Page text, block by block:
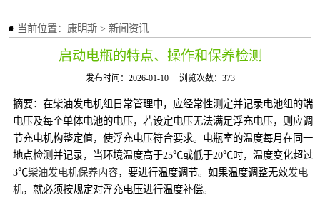
当前位置： 康明斯 > 新闻资讯
启动电瓶的特点、操作和保养检测
发布时间：2026-01-10 浏览次数：373
摘要：在柴油发电机组日常管理中，应经常性测定并记录电池组的端
电压及每个单体电池的电压，若设定电压无法满足浮充电压，则应调
节充电机构整定值，使浮充电压符合要求。电瓶室的温度每月在同一
地点检测并记录，当环境温度高于25℃或低于20℃时，温度变化超过
3℃柴油发电机保养内容，要进行温度调节。如果温度调整无效发电
机，就必须按规定对浮充电压进行温度补偿。